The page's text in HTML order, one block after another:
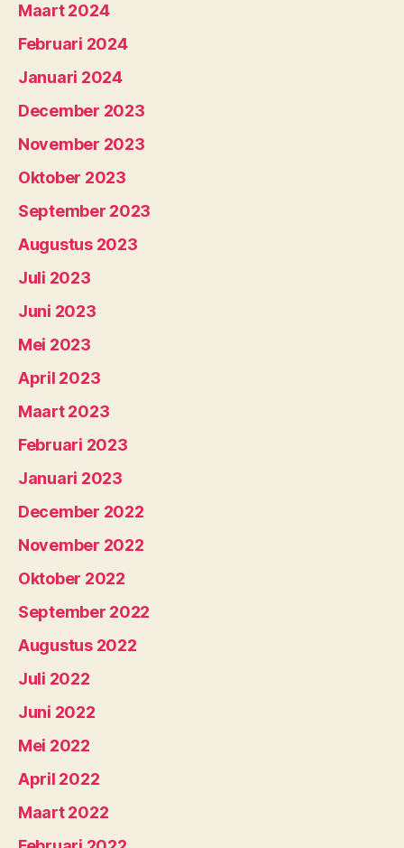
Maart 2024
Februari 2024
Januari 2024
December 2023
November 2023
Oktober 2023
September 2023
Augustus 2023
Juli 2023
Juni 2023
Mei 2023
April 2023
Maart 2023
Februari 2023
Januari 2023
December 2022
November 2022
Oktober 2022
September 2022
Augustus 2022
Juli 2022
Juni 2022
Mei 2022
April 2022
Maart 2022